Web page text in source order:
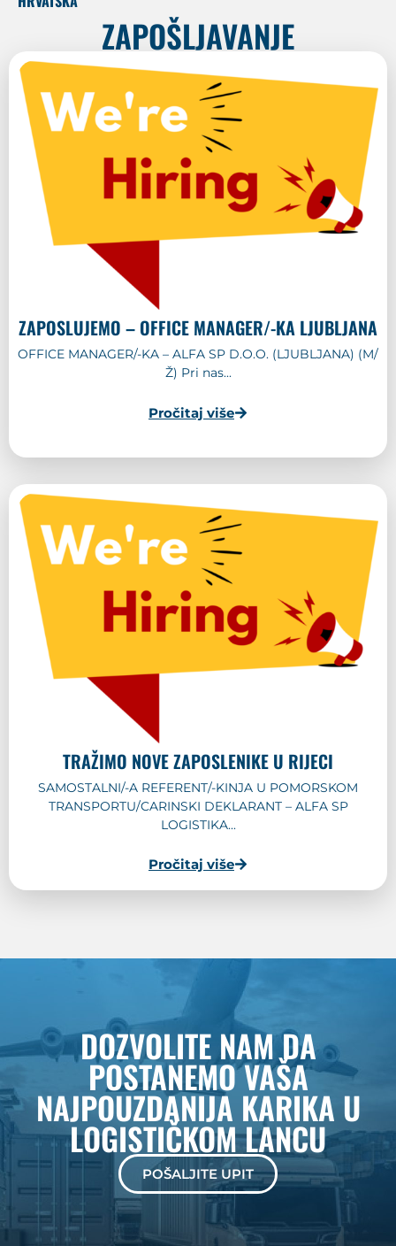
ZAPOŠLJAVANJE
ZAPOSLUJEMO – OFFICE MANAGER/-KA LJUBLJANA
OFFICE MANAGER/-KA – ALFA SP D.O.O. (LJUBLJANA) (M/
Ž) Pri nas...
Pročitaj više
TRAŽIMO NOVE ZAPOSLENIKE U RIJECI
SAMOSTALNI/-A REFERENT/-KINJA U POMORSKOM
TRANSPORTU/CARINSKI DEKLARANT – ALFA SP
LOGISTIKA...
Pročitaj više
DOZVOLITE NAM DA
POSTANEMO VAŠA
NAJPOUZDANIJA KARIKA U
LOGISTIČKOM LANCU
POŠALJITE UPIT